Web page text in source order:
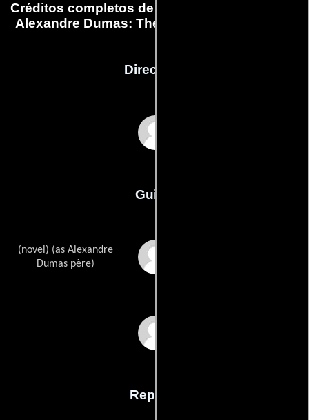
Créditos completos de la película The Face of
Alexandre Dumas: The Man in the Iron Mask
Dirección
Guión
(novel) (as Alexandre
Dumas père)
Reparto